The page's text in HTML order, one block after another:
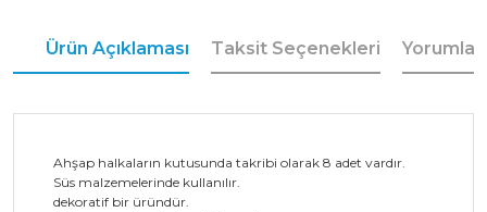
Ürün Açıklaması Taksit Seçenekleri Yorumlar
Ahşap halkaların kutusunda takribi olarak 8 adet vardır.
Süs malzemelerinde kullanılır.
dekoratif bir üründür.